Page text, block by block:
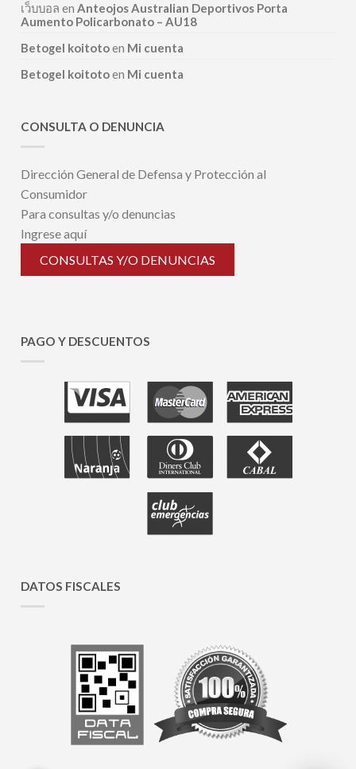
เว็บบอล enAnteojos Australian Deportivos Porta
Aumento Policarbonato – AU18
Betogel koitotoen Mi cuenta
Betogel koitotoen Mi cuenta
CONSULTA O DENUNCIA
Dirección General de Defensa y Protección al
Consumidor
Para consultas y/o denuncias
Ingrese aquí
CONSULTAS Y/O DENUNCIAS
PAGO Y DESCUENTOS
DATOS FISCALES